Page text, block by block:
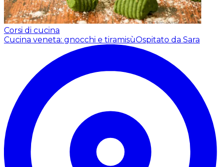
Corsi di cucina
Cucina veneta: gnocchi e tiramisùOspitato da Sara